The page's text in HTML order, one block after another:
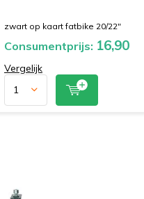
zwart op kaart fatbike 20/22"
Consumentprijs: 16,90
Vergelijk